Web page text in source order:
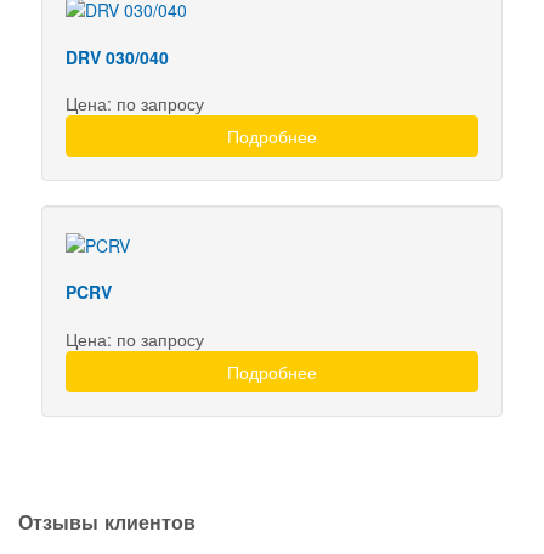
DRV 030/040
Цена: по запросу
Подробнее
PCRV
Цена: по запросу
Подробнее
Отзывы клиентов